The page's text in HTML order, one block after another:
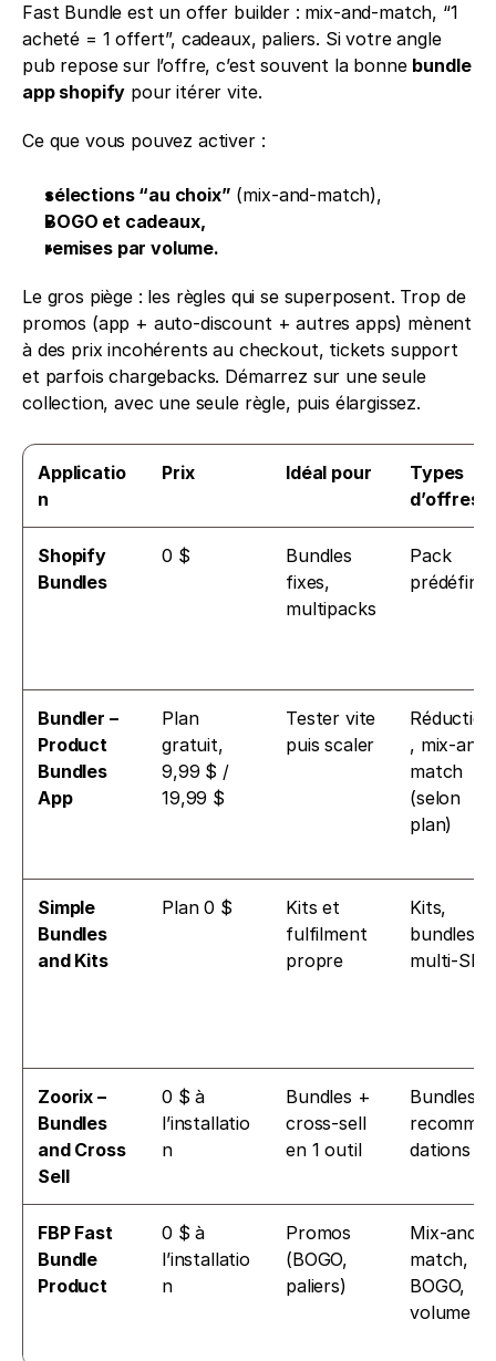
Fast Bundle est un offer builder : mix-and-match, “1
acheté = 1 offert”, cadeaux, paliers. Si votre angle
pub repose sur l’offre, c’est souvent la bonne bundle
app shopify pour itérer vite.
Ce que vous pouvez activer :
sélections “au choix” (mix-and-match),
BOGO et cadeaux,
remises par volume.
Le gros piège : les règles qui se superposent. Trop de
promos (app + auto-discount + autres apps) mènent
à des prix incohérents au checkout, tickets support
et parfois chargebacks. Démarrez sur une seule
collection, avec une seule règle, puis élargissez.
Applicatio
n
Prix Idéal pour
Types
d’offres
Shopify
Bundles
0 $
Bundles
fixes,
multipacks
Pack
prédéfini
Bundler –
Product
Bundles
App
Plan
gratuit,
9,99 $ /
19,99 $
Tester vite
puis scaler
, mix-and-
match
(selon
plan)
Simple
Bundles
and Kits
Plan 0 $
Kits et
fulfilment
propre
Kits,
bundles
multi-SKU
Zoorix –
Bundles
and Cross
Sell
0 $ à
l’installatio
n
Bundles +
cross-sell
en 1 outil
Bundles +
dations
FBP Fast
Bundle
Product
0 $ à
l’installatio
n
Promos
(BOGO,
paliers)
Mix-and-
match,
BOGO,
volume